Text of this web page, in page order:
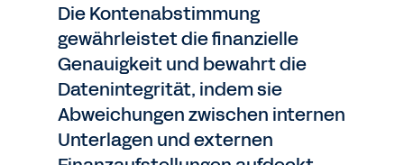
Die Kontenabstimmung
gewährleistet die finanzielle
Genauigkeit und bewahrt die
Datenintegrität, indem sie
Abweichungen zwischen internen
Unterlagen und externen